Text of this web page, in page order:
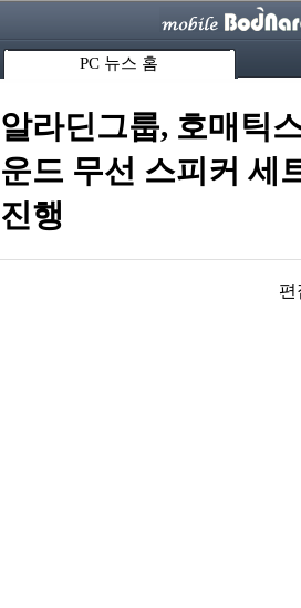
PC 뉴스 홈
알라딘그룹, 호매틱
운드 무선 스피커 세
진행
편